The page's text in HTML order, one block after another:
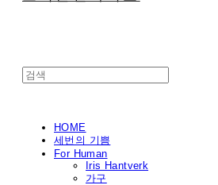
HOME
세번의 기쁨
For Human
Iris Hantverk
가구